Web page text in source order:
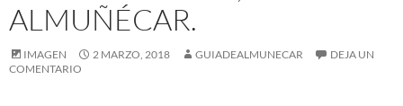
ALMUÑÉCAR.
IMAGEN 2 MARZO, 2018 GUIADEALMUNECAR
DEJA UN
COMENTARIO